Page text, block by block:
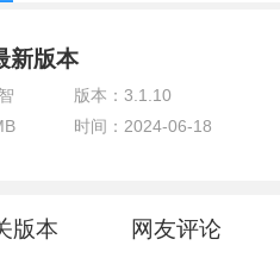
新版本
版本：3.1.10
时间：2024-06-18
版本 网友评论